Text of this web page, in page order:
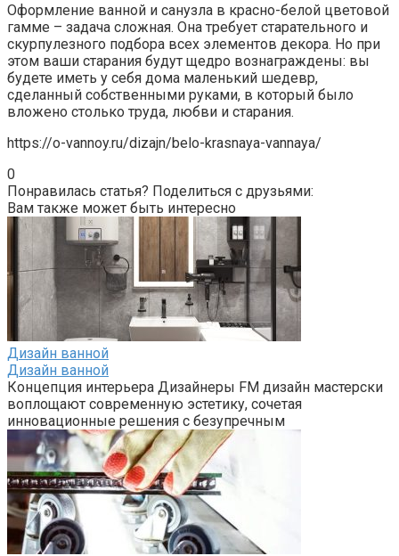
Оформление ванной и санузла в красно-белой цветовой
гамме – задача сложная. Она требует старательного и
скурпулезного подбора всех элементов декора. Но при
этом ваши старания будут щедро вознаграждены: вы
будете иметь у себя дома маленький шедевр,
сделанный собственными руками, в который было
вложено столько труда, любви и старания.
https://o-vannoy.ru/dizajn/belo-krasnaya-vannaya/
0
Понравилась статья? Поделиться с друзьями:
Вам также может быть интересно
Дизайн ванной
Дизайн ванной
Концепция интерьера Дизайнеры FM дизайн мастерски
воплощают современную эстетику, сочетая
инновационные решения с безупречным